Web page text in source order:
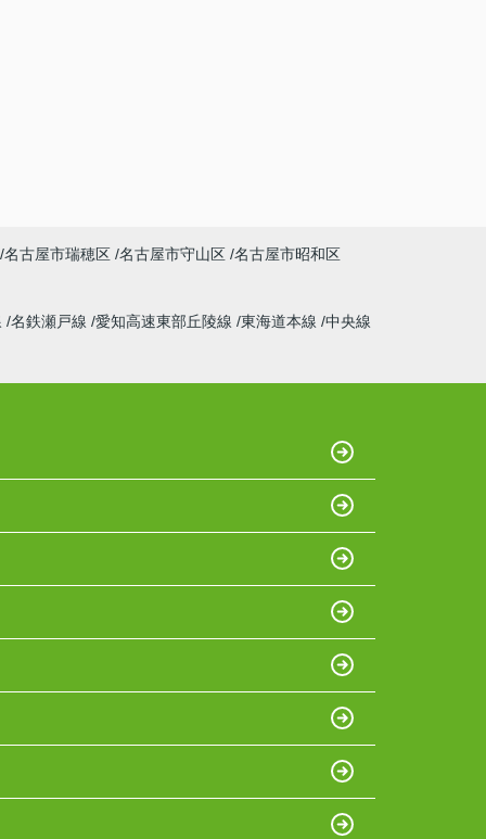
名古屋市瑞穂区 名古屋市守山区 名古屋市昭和区
名鉄瀬戸線 愛知高速東部丘陵線 東海道本線 中央線